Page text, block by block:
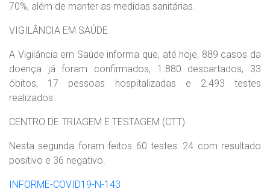
70%, além de manter as medidas sanitárias.
VIGILÂNCIA EM SAÚDE
A Vigilância em Saúde informa que, até hoje, 889 casos da
doença já foram confirmados, 1.880 descartados, 33
óbitos, 17 pessoas hospitalizadas e 2.493 testes
realizados.
CENTRO DE TRIAGEM E TESTAGEM (CTT)
Nesta segunda foram feitos 60 testes: 24 com resultado
positivo e 36 negativo.
INFORME-COVID19-N-143